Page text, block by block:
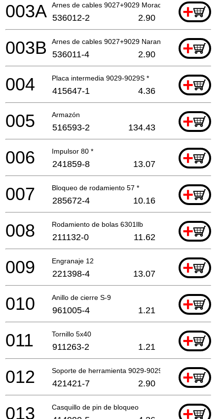
Arnes de cables 9027+9029 Morado * +
003A 536012-2 2.90
Arnes de cables 9027+9029 Naranja * +
003B 536011-4 2.90
Placa intermedia 9029-9029S * +
004 415647-1 4.36
Armazón +
005 516593-2 134.43
Impulsor 80 * +
006 241859-8 13.07
Bloqueo de rodamiento 57 * +
007 285672-4 10.16
Rodamiento de bolas 6301llb +
008 211132-0 11.62
Engranaje 12 +
009 221398-4 13.07
Anillo de cierre S-9 +
010 961005-4 1.21
Tornillo 5x40 +
011 911263-2 1.21
Soporte de herramienta 9029-9029S * +
012 421421-7 2.90
Casquillo de pin de bloqueo +
013